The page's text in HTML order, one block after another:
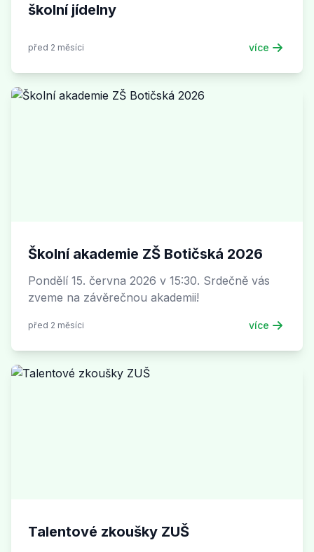
školní jídelny
před 2 měsíci více
Školní akademie ZŠ Botičská 2026
Pondělí 15. června 2026 v 15:30. Srdečně vás
zveme na závěrečnou akademii!
před 2 měsíci více
Talentové zkoušky ZUŠ